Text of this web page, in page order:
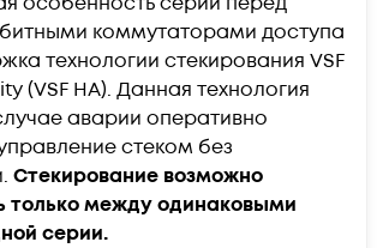
коммутаторами доступа
технологии стекирования VSF
(VSF HA). Данная технология
аварии оперативно
стеком без
Стекирование возможно
только между одинаковыми
серии.